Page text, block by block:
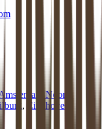
Noord
, Eindhoven